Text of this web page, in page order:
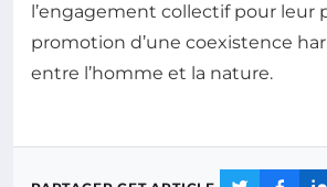
l’engagement collectif pour leur
promotion d’une coexistence
entre l’homme et la nature.